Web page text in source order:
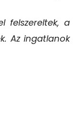
felszereltek, a
Az ingatlanok